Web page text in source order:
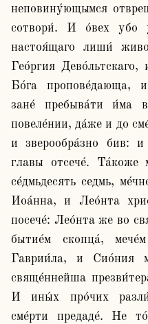
неповину́ющымся
сотвори́. И о́вех убо
настоя́щаго лиши́
Гео́ргия
Бо́га пропове́дающа,
зане́ пребыва́ти и́ма в
повеле́нии, да́же и до
и зверообра́зно бив:
главы отсече́. Та́коже
се́дмьдесять седмь,
Иоа́нна, и Лео́нта
посече́: Лео́нта же во
бытие́м скопца́,
Гаврии́ла, и Сио́ния
свяще́ннейша
И ины́х про́чих
сме́рти предаде́. Не